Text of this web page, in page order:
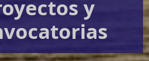
y